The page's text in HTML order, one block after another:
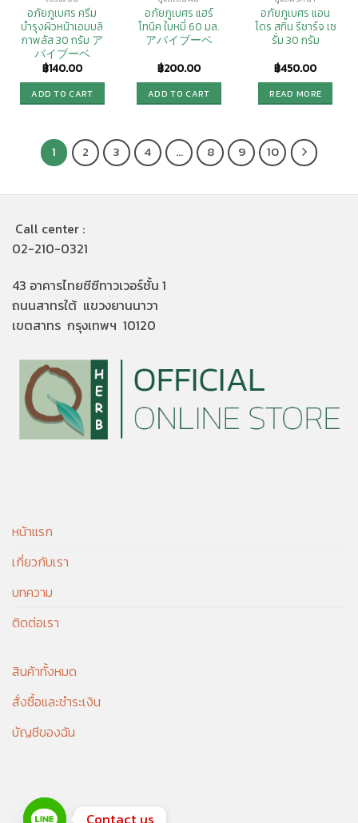
อภัยภูเบศร ครีม
บำรุงผิวหน้าเอมบลิ
กาพลัส 30 กรัม ア
バイブーベ
฿140.00
ADD TO CART
อภัยภูเบศร แฮร์
โทนิค ใบหมี่ 60 มล.
アバイブーベ
฿200.00
ADD TO CART
อภัยภูเบศร แอน
โดร สกิน รีชาร์จ เซ
รั่ม 30 กรัม
฿450.00
READ MORE
1 2 3 4 … 8 9 10
Call center :
02-210-0321
43 อาคารไทยซีซีทาวเวอร์ชั้น 1
ถนนสาทรใต้ แขวงยานนาวา
เขตสาทร กรุงเทพฯ 10120
หน้าแรก
เกี่ยวกับเรา
บทความ
ติดต่อเรา
สินค้าทั้งหมด
สั่งซื้อและชำระเงิน
บัญชีของฉัน
Contact us